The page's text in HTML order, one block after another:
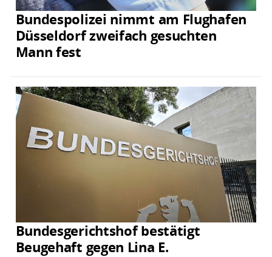
Bundespolizei nimmt am Flughafen
Düsseldorf zweifach gesuchten
Mann fest
Bundesgerichtshof bestätigt
Beugehaft gegen Lina E.